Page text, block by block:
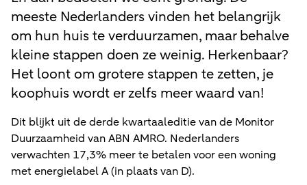
meeste Nederlanders vinden het belangrijk
om hun huis te verduurzamen, maar behalve
kleine stappen doen ze weinig. Herkenbaar?
Het loont om grotere stappen te zetten, je
koophuis wordt er zelfs meer waard van!
Dit blijkt uit de derde kwartaaleditie van de Monitor
Duurzaamheid van ABN AMRO. Nederlanders
verwachten 17,3% meer te betalen voor een woning
met energielabel A (in plaats van D).